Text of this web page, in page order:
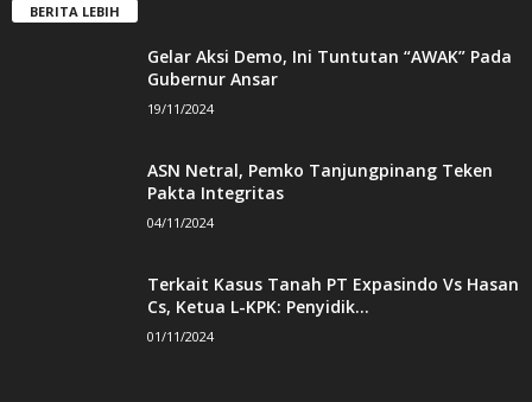
BERITA LEBIH
Gelar Aksi Demo, Ini Tuntutan “AWAK” Pada
Gubernur Ansar
19/11/2024
ASN Netral, Pemko Tanjungpinang Teken
Pakta Integritas
04/11/2024
Terkait Kasus Tanah PT Expasindo Vs Hasan
Cs, Ketua L-KPK: Penyidik...
01/11/2024